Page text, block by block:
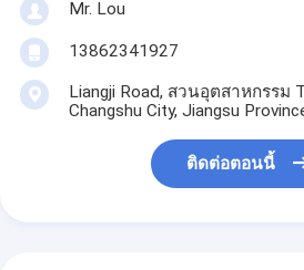
Mr. Lou
13862341927
Liangji Road, สวนอุตสาหกรรม
Changshu City, Jiangsu
ติดต่อตอนนี้